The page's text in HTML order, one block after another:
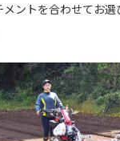
ントを合わせてお選